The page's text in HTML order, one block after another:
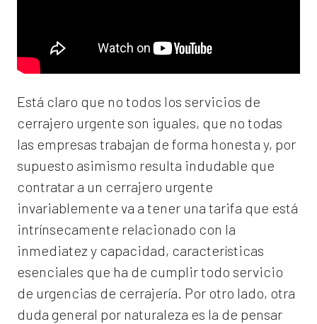
Está claro que no todos los servicios de
cerrajero urgente son iguales, que no todas
las empresas trabajan de forma honesta y, por
supuesto asimismo resulta indudable que
contratar a un cerrajero urgente
invariablemente va a tener una tarifa que está
intrínsecamente relacionado con la
inmediatez y capacidad, características
esenciales que ha de cumplir todo servicio
de urgencias de cerrajería. Por otro lado, otra
duda general por naturaleza es la de pensar